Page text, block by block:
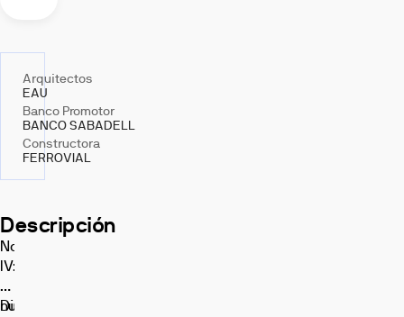
Arquitectos
EAU
Banco Promotor
BANCO SABADELL
Constructora
FERROVIAL
Descripción
Novolérez
IV:
tu
nueva
Disfruta